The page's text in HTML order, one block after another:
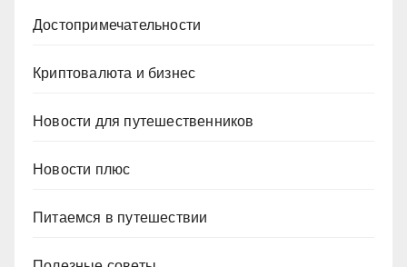
Достопримечательности
Криптовалюта и бизнес
Новости для путешественников
Новости плюс
Питаемся в путешествии